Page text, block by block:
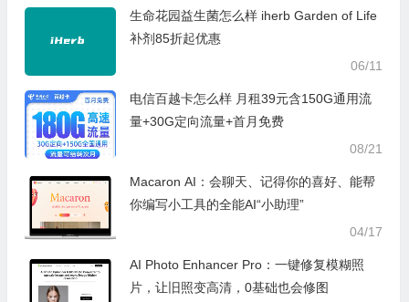
生命花园益生菌怎么样 iherb Garden of Life
补剂85折起优惠
06/11
电信百越卡怎么样 月租39元含150G通用流
量+30G定向流量+首月免费
08/21
Macaron AI：会聊天、记得你的喜好、能帮
你编写小工具的全能AI“小助理”
04/17
AI Photo Enhancer Pro：一键修复模糊照
片，让旧照变高清，0基础也会修图